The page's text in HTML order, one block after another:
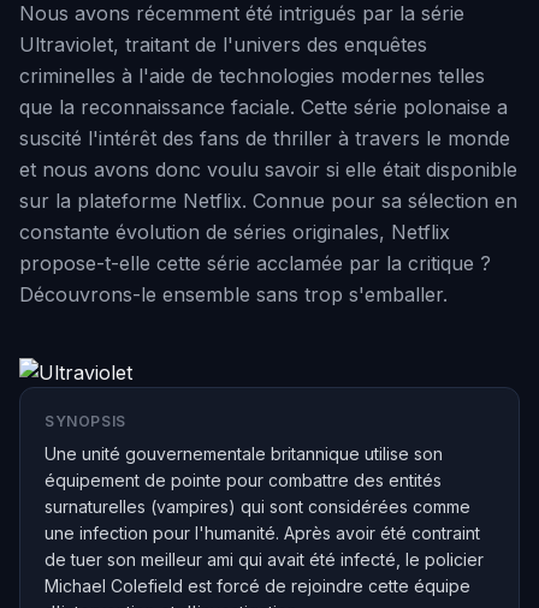
Nous avons récemment été intrigués par la série
Ultraviolet, traitant de l'univers des enquêtes
criminelles à l'aide de technologies modernes telles
que la reconnaissance faciale. Cette série polonaise a
suscité l'intérêt des fans de thriller à travers le monde
et nous avons donc voulu savoir si elle était disponible
sur la plateforme Netflix. Connue pour sa sélection en
constante évolution de séries originales, Netflix
propose-t-elle cette série acclamée par la critique ?
Découvrons-le ensemble sans trop s'emballer.
SYNOPSIS
Une unité gouvernementale britannique utilise son
équipement de pointe pour combattre des entités
surnaturelles (vampires) qui sont considérées comme
une infection pour l'humanité. Après avoir été contraint
de tuer son meilleur ami qui avait été infecté, le policier
Michael Colefield est forcé de rejoindre cette équipe